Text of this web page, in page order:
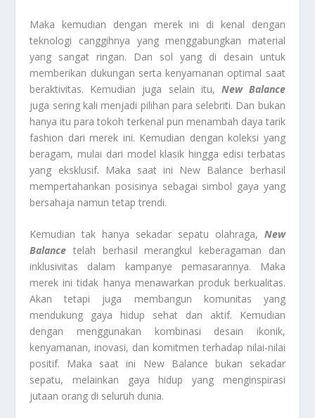
Maka kemudian dengan merek ini di kenal dengan
teknologi canggihnya yang menggabungkan material
yang sangat ringan. Dan sol yang di desain untuk
memberikan dukungan serta kenyamanan optimal saat
beraktivitas. Kemudian juga selain itu, New Balance
juga sering kali menjadi pilihan para selebriti. Dan bukan
hanya itu para tokoh terkenal pun menambah daya tarik
fashion dari merek ini. Kemudian dengan koleksi yang
beragam, mulai dari model klasik hingga edisi terbatas
yang eksklusif. Maka saat ini New Balance berhasil
mempertahankan posisinya sebagai simbol gaya yang
bersahaja namun tetap trendi.
Kemudian tak hanya sekadar sepatu olahraga, New
Balance telah berhasil merangkul keberagaman dan
inklusivitas dalam kampanye pemasarannya. Maka
merek ini tidak hanya menawarkan produk berkualitas.
Akan tetapi juga membangun komunitas yang
mendukung gaya hidup sehat dan aktif. Kemudian
dengan menggunakan kombinasi desain ikonik,
kenyamanan, inovasi, dan komitmen terhadap nilai-nilai
positif. Maka saat ini New Balance bukan sekadar
sepatu, melainkan gaya hidup yang menginspirasi
jutaan orang di seluruh dunia.